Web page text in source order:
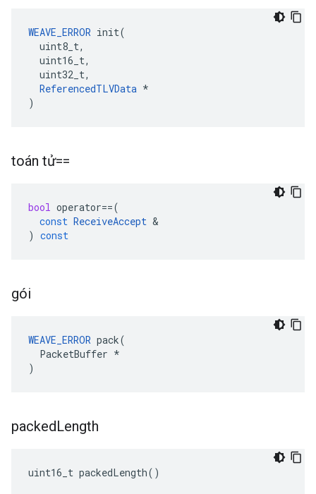
WEAVE_ERROR init(
  uint8_t,
  uint16_t,
  uint32_t,
ReferencedTLVData *
)
toán tử==
bool operator==(
const ReceiveAccept &
) const
gói
WEAVE_ERROR pack(
  PacketBuffer *
)
packedLength
uint16_t packedLength()